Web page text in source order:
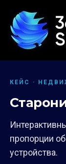
КЕЙС ·
пропорции
устройства.